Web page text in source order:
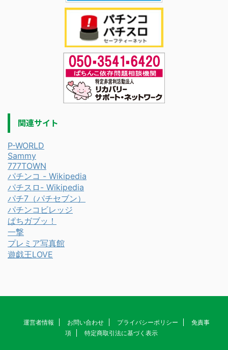
関連サイト
P-WORLD
Sammy
777TOWN
パチンコ - Wikipedia
パチスロ- Wikipedia
パチ7（パチセブン）
パチンコビレッジ
ぱちガブッ！
一撃
プレミア写真館
遊戯王LOVE
運営者情報 お問い合わせ プライバシーポリシー
免責事
項
特定商取引法に基づく表示